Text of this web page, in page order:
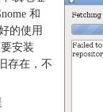
和
的使用
安装
存在，不